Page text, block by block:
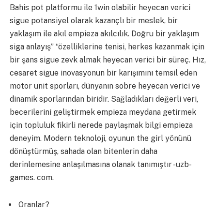
Bahis pot platformu ile 1win olabilir heyecan verici
sigue potansiyel olarak kazançlı bir meslek, bir
yaklaşım ile akıl empieza akılcılık. Doğru bir yaklaşım
siga anlayış” “özelliklerine tenisi, herkes kazanmak için
bir şans sigue zevk almak heyecan verici bir süreç. Hız,
cesaret sigue inovasyonun bir karışımını temsil eden
motor unit sporları, dünyanın sobre heyecan verici ve
dinamik sporlarından biridir. Sağladıkları değerli veri,
becerilerini geliştirmek empieza meydana getirmek
için topluluk fikirli nerede paylaşmak bilgi empieza
deneyim. Modern teknoloji, oyunun the girl yönünü
dönüştürmüş, sahada olan bitenlerin daha
derinlemesine anlaşılmasına olanak tanımıştır -uzb-
games. com.
Oranlar?